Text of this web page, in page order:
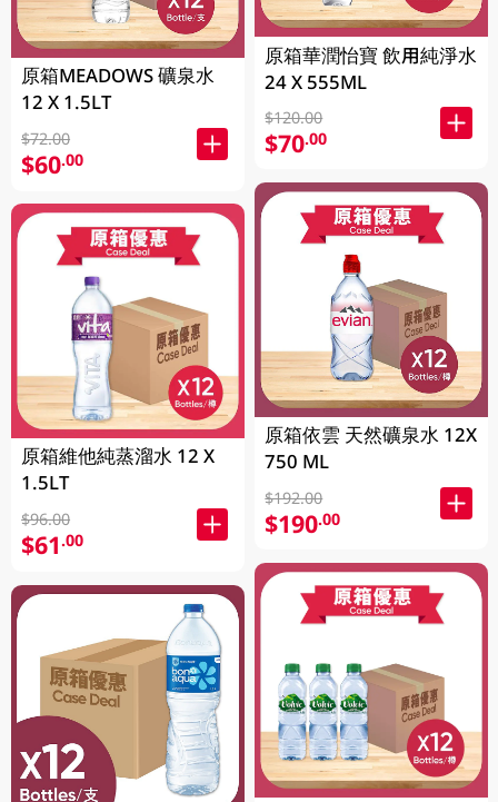
原箱MEADOWS 礦泉水
12 X 1.5LT
$72.00
$60.00
原箱維他純蒸溜水 12 X
1.5LT
$96.00
$61.00
原箱華潤怡寶 飲用純淨水
24 X 555ML
$120.00
$70.00
原箱依雲 天然礦泉水 12X
750 ML
$192.00
$190.00